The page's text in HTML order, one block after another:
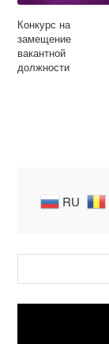
Конкурс на
замещение
вакантной
должности
RU